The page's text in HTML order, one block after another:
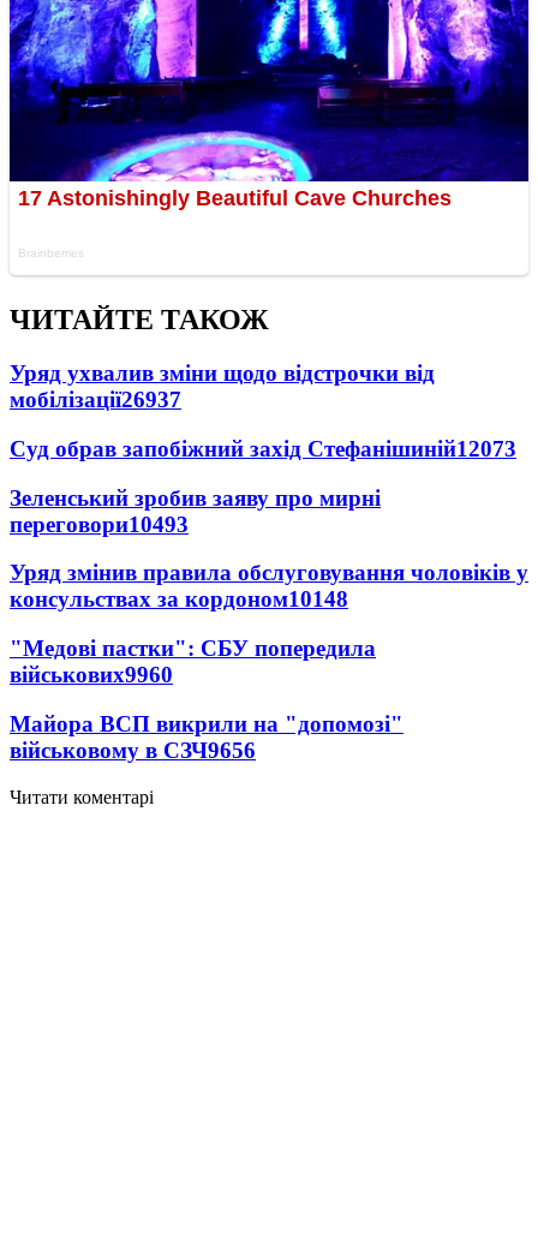
ЧИТАЙТЕ ТАКОЖ
Уряд ухвалив зміни щодо відстрочки від
мобілізації26937
Суд обрав запобіжний захід Стефанішиній12073
Зеленський зробив заяву про мирні
переговори10493
Уряд змінив правила обслуговування чоловіків у
консульствах за кордоном10148
"Медові пастки": СБУ попередила
військових9960
Майора ВСП викрили на "допомозі"
військовому в СЗЧ9656
Читати коментарі